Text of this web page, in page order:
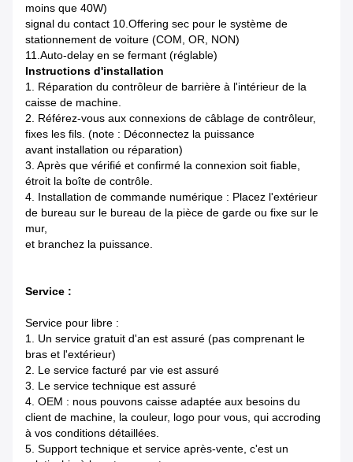
moins que 40W)
signal du contact 10.Offering sec pour le système de
stationnement de voiture (COM, OR, NON)
11.Auto-delay en se fermant (réglable)
Instructions d'installation
1. Réparation du contrôleur de barrière à l'intérieur de la
caisse de machine.
2. Référez-vous aux connexions de câblage de contrôleur,
fixes les fils. (note : Déconnectez la puissance
avant installation ou réparation)
3. Après que vérifié et confirmé la connexion soit fiable,
étroit la boîte de contrôle.
4. Installation de commande numérique : Placez l'extérieur
de bureau sur le bureau de la pièce de garde ou fixe sur le
mur,
et branchez la puissance.
Service :
Service pour libre :
1. Un service gratuit d'an est assuré (pas comprenant le
bras et l'extérieur)
2. Le service facturé par vie est assuré
3. Le service technique est assuré
4. OEM : nous pouvons caisse adaptée aux besoins du
client de machine, la couleur, logo pour vous, qui accroding
à vos conditions détaillées.
5. Support technique et service après-vente, c'est un